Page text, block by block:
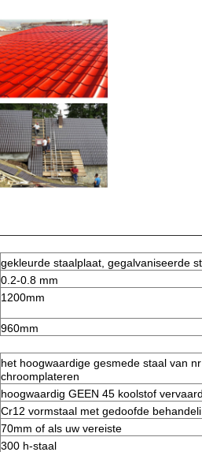
gekleurde staalplaat, gegalvaniseerde
0.2-0.8 mm
1200mm
960mm
het hoogwaardige gesmede staal van
chroomplateren
hoogwaardig GEEN 45 koolstof
Cr12 vormstaal met gedoofde
70mm of als uw vereiste
300 h-staal